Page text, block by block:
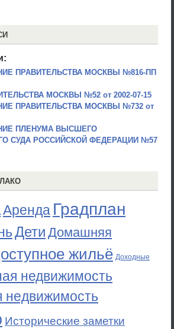
ПРАВИТЕЛЬСТВА МОСКВЫ №816-ПП
МОСКВЫ №52 от 2002-07-15
ПРАВИТЕЛЬСТВА МОСКВЫ №732 от
ПЛЕНУМА ВЫСШЕГО
СУДА РОССИЙСКОЙ ФЕДЕРАЦИИ №57
Аренда Градплан
Дети Домашняя
жильё Доходные
недвижимость
недвижимость
Исторические заметки